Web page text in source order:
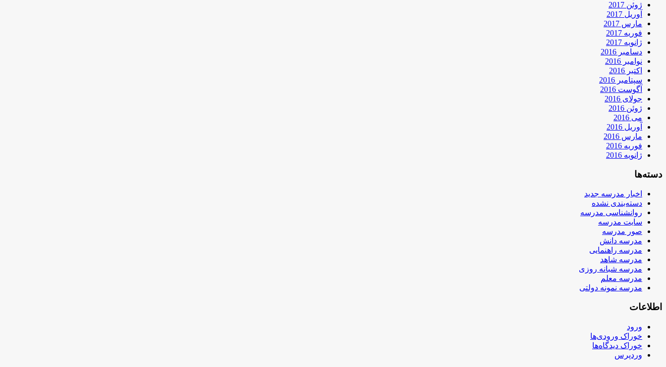
ژوئن 2017
آوریل 2017
مارس 2017
فوریه 2017
ژانویه 2017
دسامبر 2016
نوامبر 2016
اکتبر 2016
سپتامبر 2016
آگوست 2016
جولای 2016
ژوئن 2016
می 2016
آوریل 2016
مارس 2016
فوریه 2016
ژانویه 2016
دسته‌ها
اخبار مدرسه جدید
دسته‌بندی نشده
روانشناسی مدرسه
سایت مدرسه
صور مدرسه
مدرسه دانش
مدرسه راهنمایی
مدرسه شاهد
مدرسه شبانه روزی
مدرسه معلم
مدرسه نمونه دولتی
اطلاعات
ورود
خوراک ورودی‌ها
خوراک دیدگاه‌ها
وردپرس